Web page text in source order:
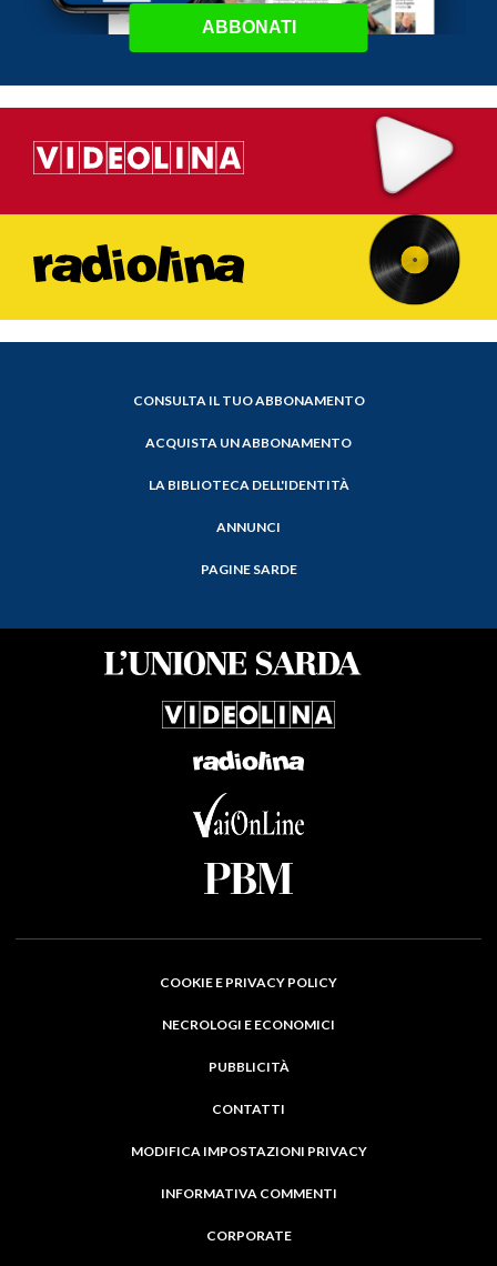
ABBONATI
CONSULTA IL TUO ABBONAMENTO
ACQUISTA UN ABBONAMENTO
LA BIBLIOTECA DELL'IDENTITÀ
ANNUNCI
PAGINE SARDE
COOKIE E PRIVACY POLICY
NECROLOGI E ECONOMICI
PUBBLICITÀ
CONTATTI
MODIFICA IMPOSTAZIONI PRIVACY
INFORMATIVA COMMENTI
CORPORATE